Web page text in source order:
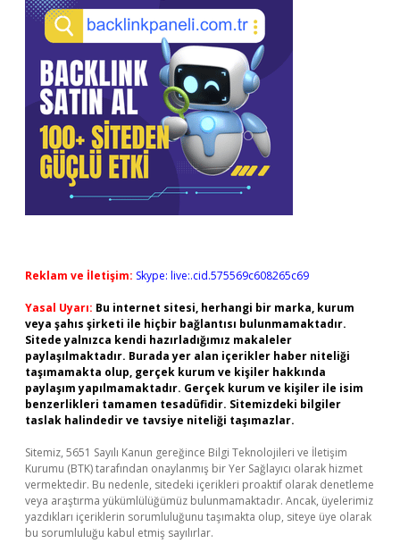
Reklam ve İletişim: Skype: live:.cid.575569c608265c69
Yasal Uyarı: Bu internet sitesi, herhangi bir marka, kurum
veya şahıs şirketi ile hiçbir bağlantısı bulunmamaktadır.
Sitede yalnızca kendi hazırladığımız makaleler
paylaşılmaktadır. Burada yer alan içerikler haber niteliği
taşımamakta olup, gerçek kurum ve kişiler hakkında
paylaşım yapılmamaktadır. Gerçek kurum ve kişiler ile isim
benzerlikleri tamamen tesadüfidir. Sitemizdeki bilgiler
taslak halindedir ve tavsiye niteliği taşımazlar.
Sitemiz, 5651 Sayılı Kanun gereğince Bilgi Teknolojileri ve İletişim
Kurumu (BTK) tarafından onaylanmış bir Yer Sağlayıcı olarak hizmet
vermektedir. Bu nedenle, sitedeki içerikleri proaktif olarak denetleme
veya araştırma yükümlülüğümüz bulunmamaktadır. Ancak, üyelerimiz
yazdıkları içeriklerin sorumluluğunu taşımakta olup, siteye üye olarak
bu sorumluluğu kabul etmiş sayılırlar.